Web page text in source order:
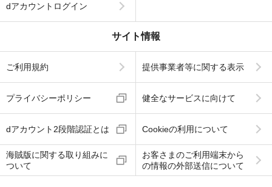
dアカウントログイン
サイト情報
ご利用規約 提供事業者等に関する表示
プライバシーポリシー 健全なサービスに向けて
dアカウント2段階認証とは Cookieの利用について
海賊版に関する取り組みに
ついて
お客さまのご利用端末から
の情報の外部送信について